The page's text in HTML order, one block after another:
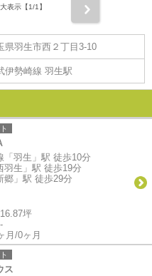
表示【1/1】
県羽生市西２丁目3-10
伊勢崎線 羽生駅
「羽生」駅 徒歩10分
羽生」駅 徒歩19分
郷」駅 徒歩29分
坪
月/0ヶ月
ス